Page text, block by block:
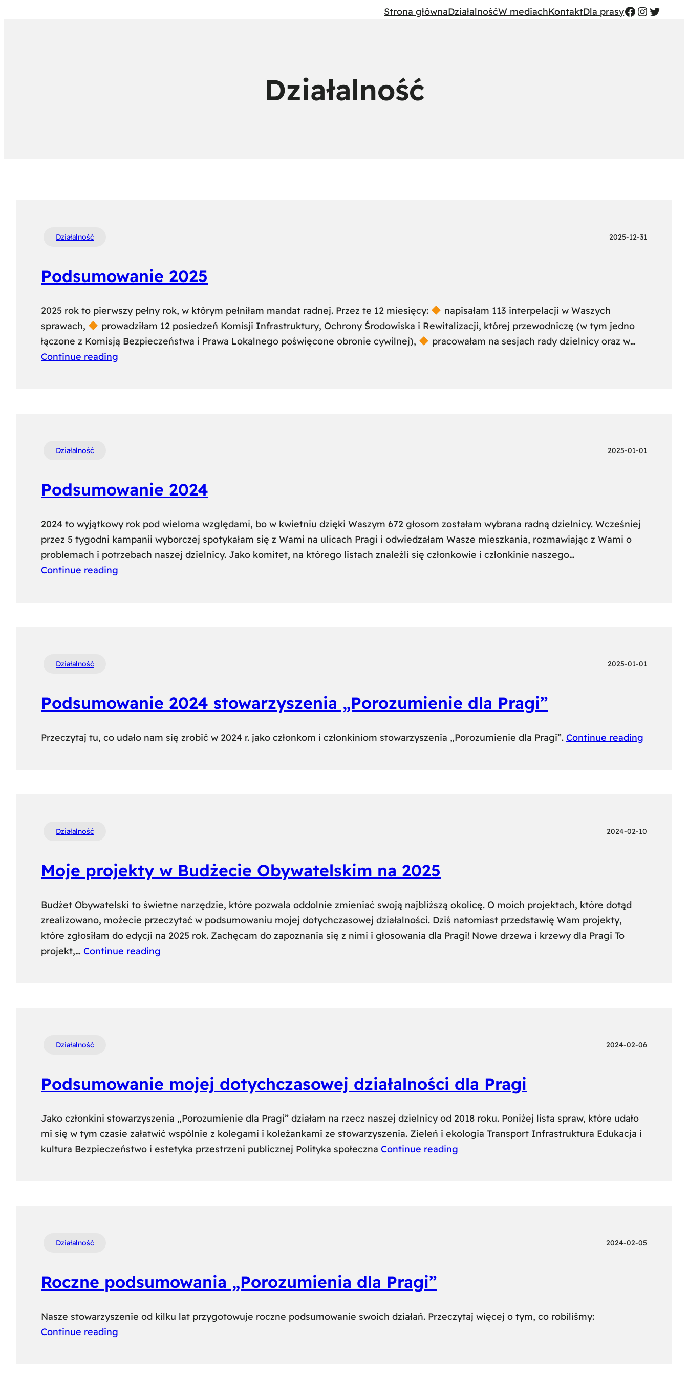
Strona głównaDziałalnośćW mediachKontaktDla prasyFB
Działalność
Działalność 2025-12-31
Podsumowanie 2025
2025 rok to pierwszy pełny rok, w którym pełniłam mandat radnej. Przez te 12 miesięcy:
napisałam 113 interpelacji w Waszych
sprawach,
prowadziłam 12 posiedzeń Komisji Infrastruktury, Ochrony Środowiska i Rewitalizacji, której przewodniczę (w tym jedno
łączone z Komisją Bezpieczeństwa i Prawa Lokalnego poświęcone obronie cywilnej),
pracowałam na sesjach rady dzielnicy oraz w…
Continue reading
Działalność 2025-01-01
Podsumowanie 2024
2024 to wyjątkowy rok pod wieloma względami, bo w kwietniu dzięki Waszym 672 głosom zostałam wybrana radną dzielnicy. Wcześniej
przez 5 tygodni kampanii wyborczej spotykałam się z Wami na ulicach Pragi i odwiedzałam Wasze mieszkania, rozmawiając z Wami o
problemach i potrzebach naszej dzielnicy. Jako komitet, na którego listach znaleźli się członkowie i członkinie naszego…
Continue reading
Działalność 2025-01-01
Podsumowanie 2024 stowarzyszenia „Porozumienie dla Pragi”
Przeczytaj tu, co udało nam się zrobić w 2024 r. jako członkom i członkiniom stowarzyszenia „Porozumienie dla Pragi”. Continue reading
Działalność 2024-02-10
Moje projekty w Budżecie Obywatelskim na 2025
Budżet Obywatelski to świetne narzędzie, które pozwala oddolnie zmieniać swoją najbliższą okolicę. O moich projektach, które dotąd
zrealizowano, możecie przeczytać w podsumowaniu mojej dotychczasowej działalności. Dziś natomiast przedstawię Wam projekty,
które zgłosiłam do edycji na 2025 rok. Zachęcam do zapoznania się z nimi i głosowania dla Pragi! Nowe drzewa i krzewy dla Pragi To
projekt,… Continue reading
Działalność 2024-02-06
Podsumowanie mojej dotychczasowej działalności dla Pragi
Jako członkini stowarzyszenia „Porozumienie dla Pragi” działam na rzecz naszej dzielnicy od 2018 roku. Poniżej lista spraw, które udało
mi się w tym czasie załatwić wspólnie z kolegami i koleżankami ze stowarzyszenia. Zieleń i ekologia Transport Infrastruktura Edukacja i
kultura Bezpieczeństwo i estetyka przestrzeni publicznej Polityka społeczna Continue reading
Działalność 2024-02-05
Roczne podsumowania „Porozumienia dla Pragi”
Nasze stowarzyszenie od kilku lat przygotowuje roczne podsumowanie swoich działań. Przeczytaj więcej o tym, co robiliśmy:
Continue reading